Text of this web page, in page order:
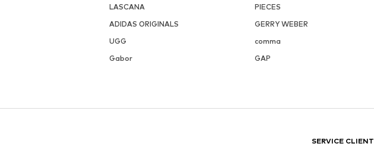
LASCANA
PIECES
ADIDAS ORIGINALS
GERRY WEBER
UGG
comma
Gabor
GAP
SERVICE CLIENT